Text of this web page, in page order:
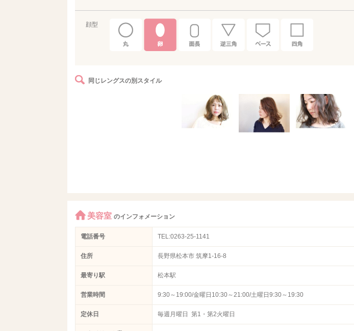
顔型
同じレングスの別スタイル
美容室 のインフォメーション
電話番号 TEL:0263-25-1141
住所 長野県松本市 筑摩1-16-8
最寄り駅 松本駅
営業時間 9:30～19:00/金曜日10:30～21:00/土曜日9:30～19:30
定休日 毎週月曜日 第1・第2火曜日